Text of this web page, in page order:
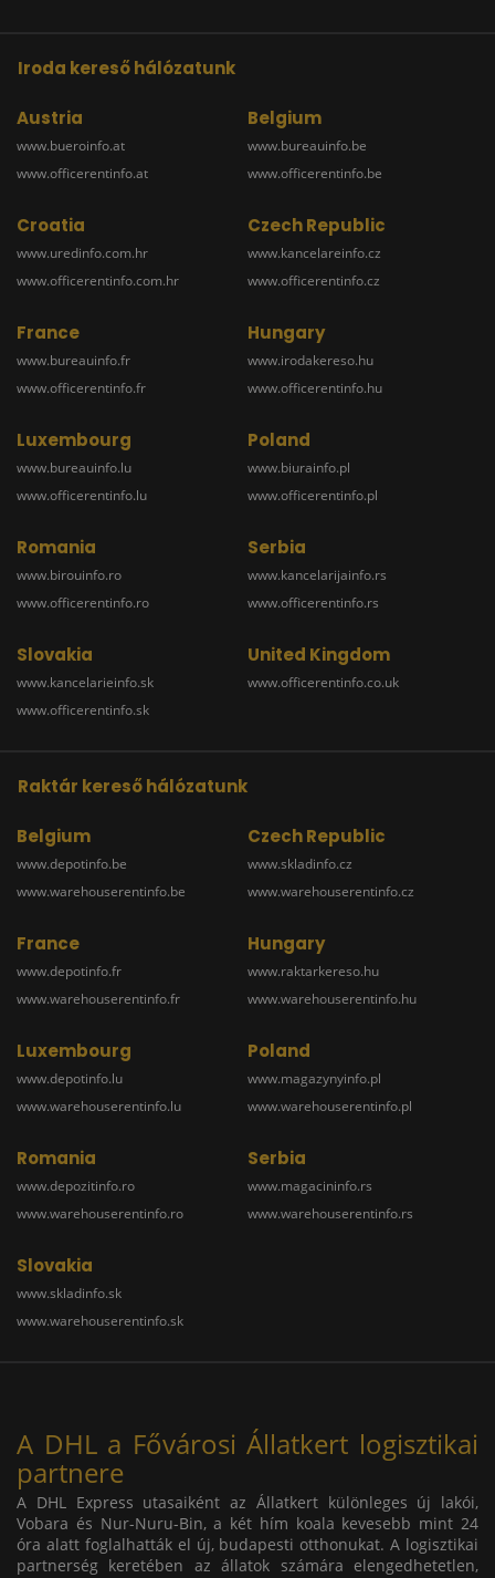
Iroda kereső hálózatunk
Austria
www.bueroinfo.at
www.officerentinfo.at
Belgium
www.bureauinfo.be
www.officerentinfo.be
Croatia
www.uredinfo.com.hr
www.officerentinfo.com.hr
Czech Republic
www.kancelareinfo.cz
www.officerentinfo.cz
France
www.bureauinfo.fr
www.officerentinfo.fr
Hungary
www.irodakereso.hu
www.officerentinfo.hu
Luxembourg
www.bureauinfo.lu
www.officerentinfo.lu
Poland
www.biurainfo.pl
www.officerentinfo.pl
Romania
www.birouinfo.ro
www.officerentinfo.ro
Serbia
www.kancelarijainfo.rs
www.officerentinfo.rs
Slovakia
www.kancelarieinfo.sk
www.officerentinfo.sk
United Kingdom
www.officerentinfo.co.uk
Raktár kereső hálózatunk
Belgium
www.depotinfo.be
www.warehouserentinfo.be
Czech Republic
www.skladinfo.cz
www.warehouserentinfo.cz
France
www.depotinfo.fr
www.warehouserentinfo.fr
Hungary
www.raktarkereso.hu
www.warehouserentinfo.hu
Luxembourg
www.depotinfo.lu
www.warehouserentinfo.lu
Poland
www.magazynyinfo.pl
www.warehouserentinfo.pl
Romania
www.depozitinfo.ro
www.warehouserentinfo.ro
Serbia
www.magacininfo.rs
www.warehouserentinfo.rs
Slovakia
www.skladinfo.sk
www.warehouserentinfo.sk
A DHL a Fővárosi Állatkert logisztikai
partnere
A DHL Express utasaiként az Állatkert különleges új lakói,
Vobara és Nur-Nuru-Bin, a két hím koala kevesebb mint 24
óra alatt foglalhatták el új, budapesti otthonukat. A logisztikai
partnerség keretében az állatok számára elengedhetetlen,